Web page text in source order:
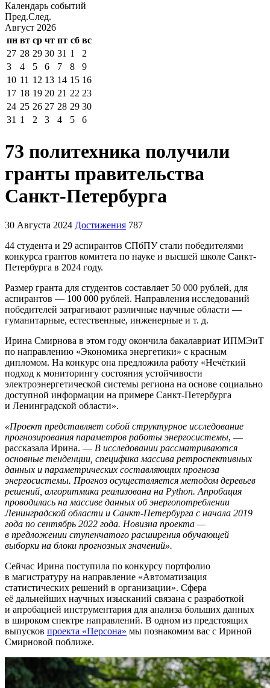
Календарь событий
Пред.След.
Август 2026
пн вт ср чт пт сб вс
27 28 29 30 31 1
2
3
4 5 6 7 8
9
10 11 12 13 14 15 16
17 18 19 20 21 22 23
24 25 26 27 28 29 30
31 1 2 3 4 5 6
73 политехника получили
гранты правительства
Санкт-Петербурга
30 Августа 2024 Достижения 787
44 студента и 29 аспирантов СПбПУ стали победителями
конкурса грантов комитета по науке и высшей школе Санкт-
Петербурга в 2024 году.
Размер гранта для студентов составляет 50 000 рублей, для
аспирантов — 100 000 рублей. Направления исследований
победителей затрагивают различные научные области —
гуманитарные, естественные, инженерные и т. д.
Ирина Смирнова в этом году окончила бакалавриат ИПМЭиТ
по направлению «Экономика энергетики» с красным
дипломом. На конкурс она предложила работу «Нечёткий
подход к мониторингу состояния устойчивости
электроэнергетической системы региона на основе социально
доступной информации на примере Санкт-Петербурга
и Ленинградской области».
«Проект представляет собой структурное исследование
прогнозирования параметров работы энергосистемы, —
рассказала Ирина. — В исследовании рассматриваются
основные тенденции, специфика массива ретроспективных
данных и параметрических составляющих прогноза
энергосистемы. Прогноз осуществляется методом деревьев
решений, алгоритмика реализована на Python. Апробация
проводилась на массиве данных об энергопотреблении
Ленинградской области и Санкт-Петербурга с начала 2019
года по сентябрь 2022 года. Новизна проекта —
в предложении ступенчатого расширения обучающей
выборки на блоки прогнозных значений».
Сейчас Ирина поступила по конкурсу портфолио
в магистратуру на направление «Автоматизация
статистических решений в организации». Сфера
её дальнейших научных изысканий связана с разработкой
и апробацией инструментария для анализа больших данных
в широком спектре направлений. В одном из предстоящих
выпусков проекта «Персона» мы познакомим вас с Ириной
Смирновой поближе.